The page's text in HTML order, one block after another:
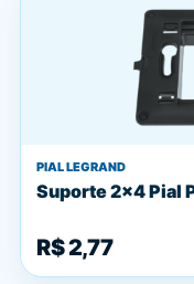
PIAL LEGRAND
Suporte 2x4 Pial
R$ 2,77